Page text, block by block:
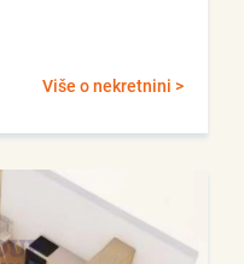
Više o nekretnini >